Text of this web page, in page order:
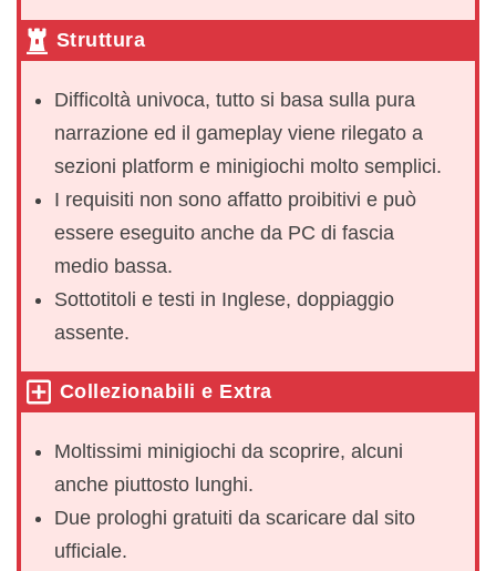
Struttura
Difficoltà univoca, tutto si basa sulla pura
narrazione ed il gameplay viene rilegato a
sezioni platform e minigiochi molto semplici.
I requisiti non sono affatto proibitivi e può
essere eseguito anche da PC di fascia
medio bassa.
Sottotitoli e testi in Inglese, doppiaggio
assente.
Collezionabili e Extra
Moltissimi minigiochi da scoprire, alcuni
anche piuttosto lunghi.
Due prologhi gratuiti da scaricare dal sito
ufficiale.